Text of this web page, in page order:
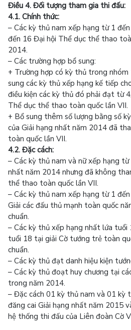
Điều 4. Đối tượng tham gia thi đấu:
4.1. Chính thức:
– Các kỳ thủ nam xếp hạng từ 1
đến 16 Đại hội Thể dục thể thao
2014.
– Các trường hợp bổ sung:
+ Trường hợp có kỳ thủ trong
sung các kỳ thủ xếp hạng kế tiếp
điều kiện các kỳ thủ đó phải đạt từ
Thể dục thể thao toàn quốc lần VII.
+ Bổ sung thêm số lượng bằng số
của Giải hạng nhất năm 2014 đã
toàn quốc lần VII.
4.2. Đặc cách:
– Các kỳ thủ nam và nữ xếp hạng từ
nhất năm 2014 nhưng đã không
thể thao toàn quốc lần VII.
– Các kỳ thủ nam xếp hạng từ 1
Giải các đấu thủ mạnh toàn quốc
chuẩn.
– Các kỳ thủ xếp hạng nhất lứa tuổi
tuổi 18 tại giải Cờ tướng trẻ toàn
chuẩn.
– Các kỳ thủ đạt danh hiệu kiện
– Các kỳ thủ đoạt huy chương tại
trong năm 2014.
– Đặc cách 01 kỳ thủ nam và 01 kỳ
đăng cai Giải hạng nhất năm 2015
hệ thống thi đấu của Liên đoàn Cờ